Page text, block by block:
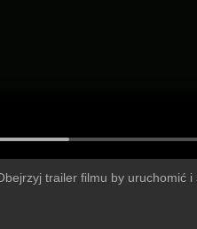
trailer filmu by uruchomić